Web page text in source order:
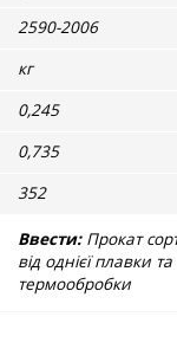
2590-2006
кг
0,245
0,735
352
Ввести:Прокат
від однієї плавки та
термообробки